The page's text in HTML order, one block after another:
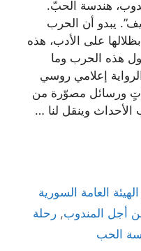
هندسة الحبّ.
يبدو أن الحرب
على الأدب، هذه
هذه الحرب وما
إعلامي روسي
ورسائل مصوّرة من
الأحداث وينقل لنا …
الهيئة العامة السورية
أجل المندوب, رحلة
الحب